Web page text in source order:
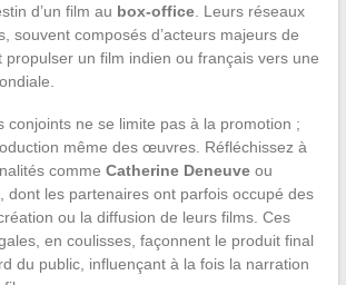
d’un film au box-office. Leurs réseaux
souvent composés d’acteurs majeurs de
propulser un film indien ou français vers une
conjoints ne se limite pas à la promotion ;
même des œuvres. Réfléchissez à
comme Catherine Deneuveou
, dont les partenaires ont parfois occupé des
ou la diffusion de leurs films. Ces
en coulisses, façonnent le produit final
du public, influençant à la fois la narration